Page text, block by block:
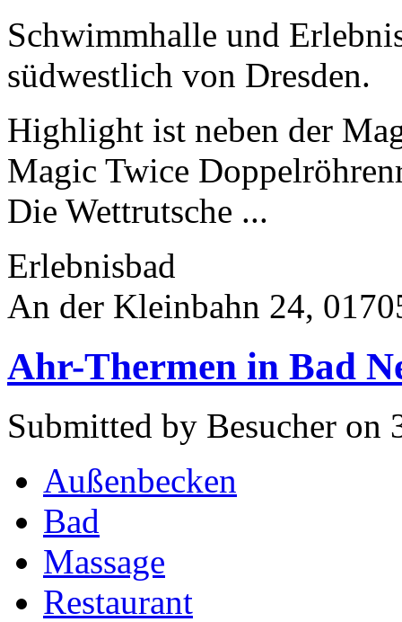
Schwimmhalle und
südwestlich von Dresden.
Highlight ist neben der
Magic Twice
Die Wettrutsche ...
Erlebnisbad
An der Kleinbahn 24,
Ahr-Thermen in Bad
Submitted by Besucher on
Außenbecken
Bad
Massage
Restaurant